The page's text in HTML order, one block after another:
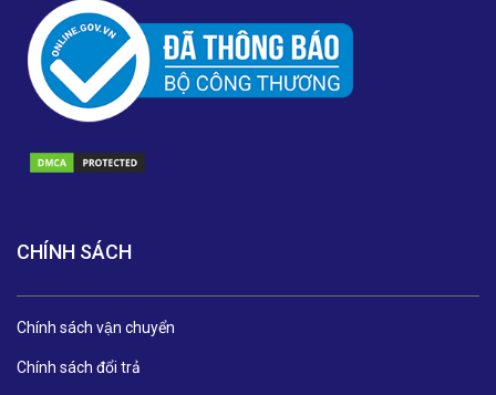
CHÍNH SÁCH
Chính sách vận chuyển
Chính sách đổi trả